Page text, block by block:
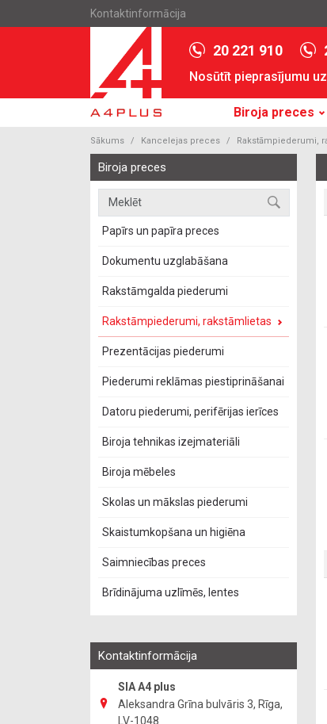
Kontaktinformācija
20 221 910
Nosūtīt pieprasījumu
Biroja preces
Sākums Kancelejas preces Rakstāmpiederumi,
Biroja preces
Papīrs un papīra preces
Dokumentu uzglabāšana
Rakstāmgalda piederumi
Rakstāmpiederumi, rakstāmlietas
Prezentācijas piederumi
Piederumi reklāmas piestiprināšanai
Datoru piederumi, perifērijas ierīces
Biroja tehnikas izejmateriāli
Biroja mēbeles
Skolas un mākslas piederumi
Skaistumkopšana un higiēna
Saimniecības preces
Brīdinājuma uzlīmēs, lentes
Kontaktinformācija
SIA A4 plus
Aleksandra Grīna bulvāris 3, Rīga,
LV-1048